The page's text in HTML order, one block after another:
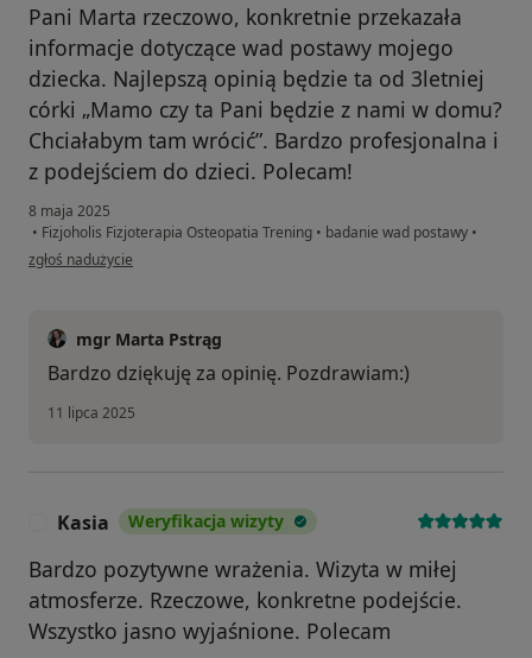
Pani Marta rzeczowo, konkretnie przekazała
informacje dotyczące wad postawy mojego
dziecka. Najlepszą opinią będzie ta od 3letniej
córki „Mamo czy ta Pani będzie z nami w domu?
Chciałabym tam wrócić”. Bardzo profesjonalna i
z podejściem do dzieci. Polecam!
8 maja 2025
• Fizjoholis Fizjoterapia Osteopatia Trening • badanie wad postawy •
w opinii użytkownika Marta
zgłoś nadużycie
mgr Marta Pstrąg
Bardzo dziękuję za opinię. Pozdrawiam:)
11 lipca 2025
Kasia Weryfikacja wizyty
Bardzo pozytywne wrażenia. Wizyta w miłej
atmosferze. Rzeczowe, konkretne podejście.
Wszystko jasno wyjaśnione. Polecam